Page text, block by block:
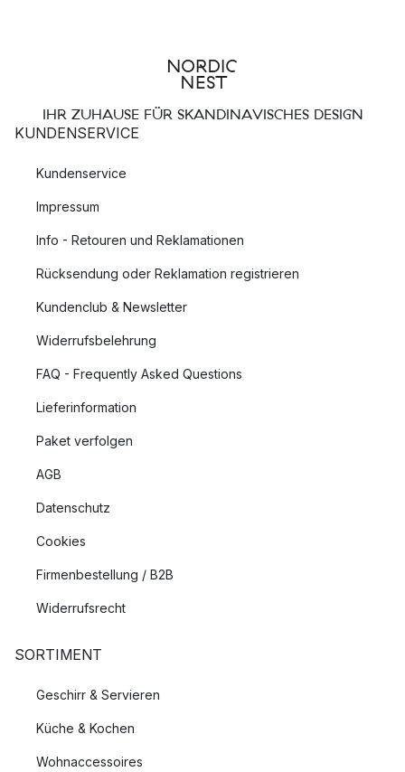
IHR ZUHAUSE FÜR SKANDINAVISCHES DESIGN
KUNDENSERVICE
Kundenservice
Impressum
Info - Retouren und Reklamationen
Rücksendung oder Reklamation registrieren
Kundenclub & Newsletter
Widerrufsbelehrung
FAQ - Frequently Asked Questions
Lieferinformation
Paket verfolgen
AGB
Datenschutz
Cookies
Firmenbestellung / B2B
Widerrufsrecht
SORTIMENT
Geschirr & Servieren
Küche & Kochen
Wohnaccessoires